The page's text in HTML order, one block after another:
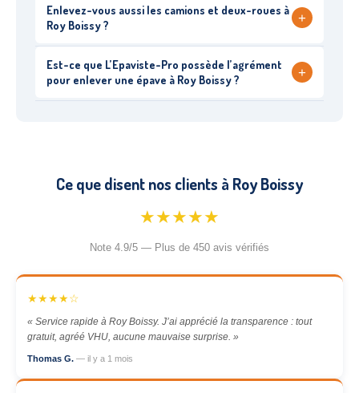
Enlevez-vous aussi les camions et deux-roues à
Roy Boissy ?
+
Est-ce que L’Epaviste-Pro possède l’agrément
pour enlever une épave à Roy Boissy ?
+
Ce que disent nos clients à Roy Boissy
★★★★★
Note 4.9/5 — Plus de 450 avis vérifiés
★★★★☆
« Service rapide à Roy Boissy. J’ai apprécié la transparence : tout
gratuit, agréé VHU, aucune mauvaise surprise. »
Thomas G. — il y a 1 mois